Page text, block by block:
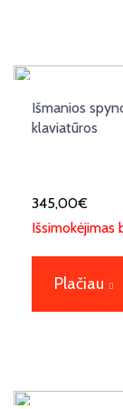
Išmanios
klaviatūros
345,00€
Išsimokėjimas
Plačiau